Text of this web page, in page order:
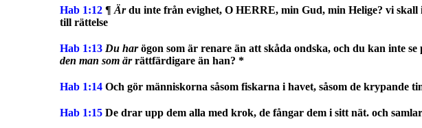
Hab 1:12 ¶ Ärdu inte från evighet, O HERRE, min Gud, min Helige? vi
till rättelse
Hab 1:13 Du harögon som är renare än att skåda ondska, och du kan inte
den man som ärrättfärdigare än han? *
Hab 1:14 Och gör människorna såsom fiskarna i havet, såsom de krypande
Hab 1:15 De drar upp dem alla med krok, de fångar dem i sitt nät. och